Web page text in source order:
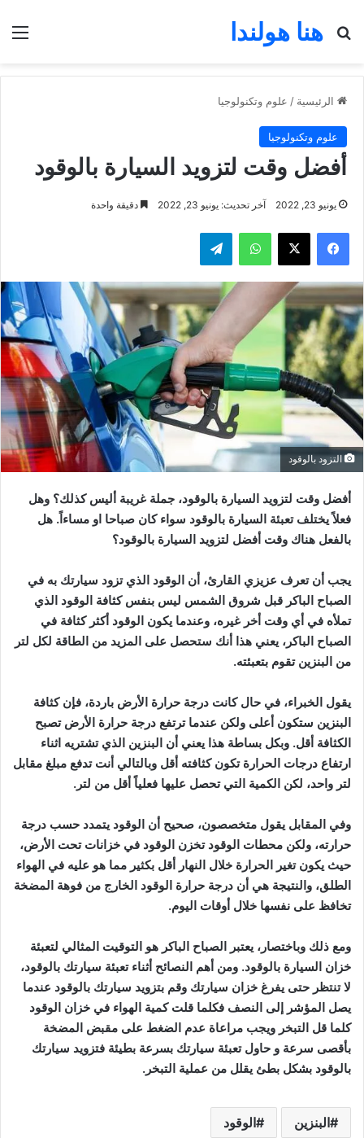
هنا هولندا
بحث عن
الرئيسية / علوم وتكنولوجيا
علوم وتكنولوجيا
أفضل وقت لتزويد السيارة بالوقود
يونيو 23, 2022 آخر تحديث: يونيو 23, 2022 دقيقة واحدة
فيسبوك ‫X واتساب تيلقرام
التزود بالوقود
أفضل وقت لتزويد السيارة بالوقود، جملة غريبة أليس كذلك؟ وهل
فعلاً يختلف تعبئة السيارة بالوقود سواء كان صباحا او مساءاً. هل
بالفعل هناك وقت أفضل لتزويد السيارة بالوقود؟
يجب أن تعرف عزيزي القارئ، أن الوقود الذي تزود سيارتك به في
الصباح الباكر قبل شروق الشمس ليس بنفس كثافة الوقود الذي
تملأه في أي وقت أخر غيره، وعندما يكون الوقود أكثر كثافة في
الصباح الباكر، يعني هذا أنك ستحصل على المزيد من الطاقة لكل لتر
من البنزين تقوم بتعبئته.
يقول الخبراء، في حال كانت درجة حرارة الأرض باردة، فإن كثافة
البنزين ستكون أعلى ولكن عندما ترتفع درجة حرارة الأرض تصبح
الكثافة أقل. وبكل بساطة هذا يعني أن البنزين الذي تشتريه اثناء
ارتفاع درجات الحرارة تكون كثافته أقل وبالتالي أنت تدفع مبلغ مقابل
لتر واحد، لكن الكمية التي تحصل عليها فعلياً أقل من لتر.
وفي المقابل يقول متخصصون، صحيح أن الوقود يتمدد حسب درجة
حرارته، ولكن محطات الوقود تخزن الوقود في خزانات تحت الأرض،
حيث يكون تغير الحرارة خلال النهار أقل بكثير مما هو عليه في الهواء
الطلق، والنتيجة هي أن درجة حرارة الوقود الخارج من فوهة المضخة
تخافظ على نفسها خلال أوقات اليوم.
ومع ذلك وباختصار، يعتبر الصباح الباكر هو التوقيت المثالي لتعبئة
خزان السيارة بالوقود. ومن أهم النصائح أثناء تعبئة سيارتك بالوقود،
لا تنتظر حتى يفرغ خزان سيارتك وقم بتزويد سيارتك بالوقود عندما
يصل المؤشر إلى النصف فكلما قلت كمية الهواء في خزان الوقود
كلما قل التبخر ويجب مراعاة عدم الضغط على مقبض المضخة
بأقصى سرعة و حاول تعبئة سيارتك بسرعة بطيئة فتزويد سيارتك
بالوقود بشكل بطئ يقلل من عملية التبخر.
البنزين الوقود